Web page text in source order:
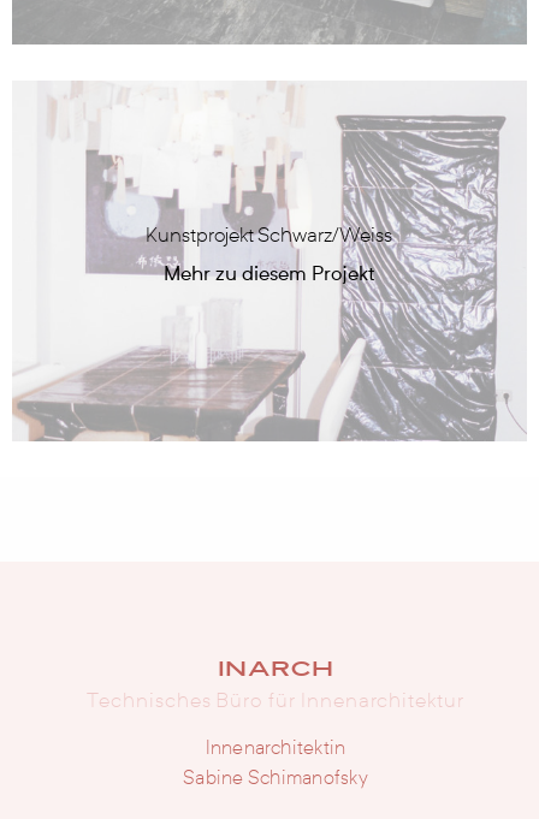
Kunstprojekt Schwarz/Weiss
INARCH
Technisches Büro für Innenarchitektur
Innenarchitektin
Sabine Schimanofsky